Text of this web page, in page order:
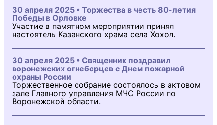
30 апреля 2025 • Торжества в честь 80-летия
Победы в Орловке
Участие в памятном мероприятии принял
настоятель Казанского храма села Хохол.
30 апреля 2025 • Священник поздравил
воронежских огнеборцев с Днем пожарной
охраны России
Торжественное собрание состоялось в актовом
зале Главного управления МЧС России по
Воронежской области.